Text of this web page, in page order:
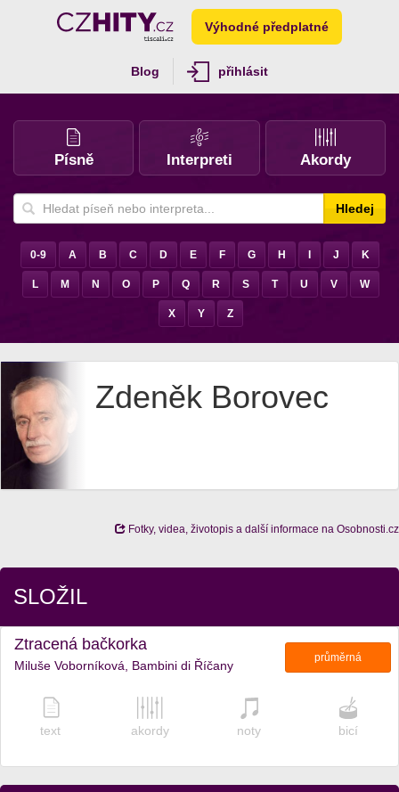
Výhodné předplatné
Blog přihlásit
Písně Interpreti Akordy
Hledej
0-9 A B C D E F G H J K
L M N O P Q R S T U V W
X Y Z
Zdeněk Borovec
Fotky, videa, životopis a další informace na Osobnosti.cz
SLOŽIL
Ztracená bačkorka
Miluše Voborníková, Bambini di Říčany
průměrná
text akordy noty bicí